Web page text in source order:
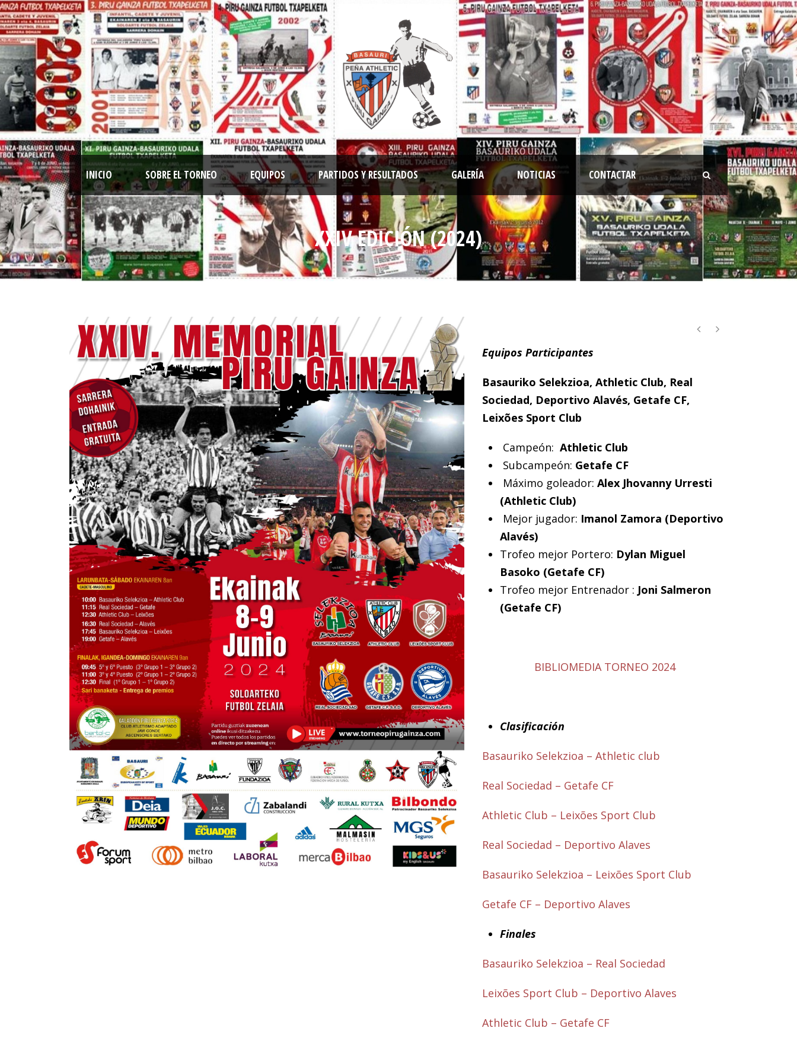
INICIO SOBRE EL TORNEO EQUIPOS PARTIDOS Y RESULTADOS GALERÍA NOTICIAS CONTACTAR
XXIV EDICIÓN (2024)
Equipos Participantes
Basauriko Selekzioa, Athletic Club, Real
Sociedad, Deportivo Alavés, Getafe CF,
Leixões Sport Club
Campeón: Athletic Club
Subcampeón: Getafe CF
Máximo goleador: Alex Jhovanny Urresti
(Athletic Club)
Mejor jugador: Imanol Zamora (Deportivo
Alavés)
Trofeo mejor Portero: Dylan Miguel
Basoko (Getafe CF)
Trofeo mejor Entrenador : Joni Salmeron
(Getafe CF)
BIBLIOMEDIA TORNEO 2024
Clasificación
Basauriko Selekzioa – Athletic club
Real Sociedad – Getafe CF
Athletic Club – Leixões Sport Club
Real Sociedad – Deportivo Alaves
Basauriko Selekzioa – Leixões Sport Club
Getafe CF – Deportivo Alaves
Finales
Basauriko Selekzioa – Real Sociedad
Leixões Sport Club – Deportivo Alaves
Athletic Club – Getafe CF